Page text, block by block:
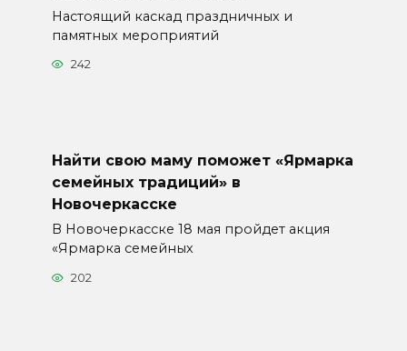
Настоящий каскад праздничных и
памятных мероприятий
242
Найти свою маму поможет «Ярмарка
семейных традиций» в
Новочеркасске
В Новочеркасске 18 мая пройдет акция
«Ярмарка семейных
202